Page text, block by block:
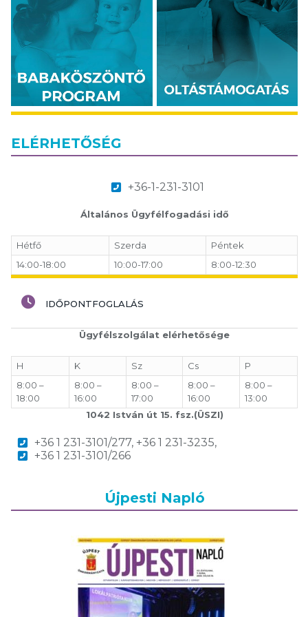
ELÉRHETŐSÉG
+36-1-231-3101
Általános Ügyfélfogadási idő
Hétfő Szerda
Péntek
14:00-18:00
10:00-17:00 8:00-12:30
IDŐPONTFOGLALÁS
Ügyfélszolgálat elérhetősége
H K Sz Cs
P
8:00 –
18:00
8:00 –
16:00
8:00 –
17:00
8:00 –
16:00
8:00 –
13:00
1042 István út 15. fsz.(ÜSZI)
+36 1 231-3101/277, +36 1 231-3235,
+36 1 231-3101/266
Újpesti Napló